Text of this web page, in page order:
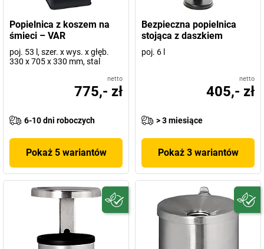
Popielnica z koszem na
śmieci – VAR
poj. 53 l, szer. x wys. x głęb.
330 x 705 x 330 mm, stal
netto
775,- zł
6-10 dni roboczych
Pokaż 5 wariantów
Bezpieczna popielnica
stojąca z daszkiem
poj. 6 l
netto
405,- zł
> 3 miesiące
Pokaż 3 wariantów